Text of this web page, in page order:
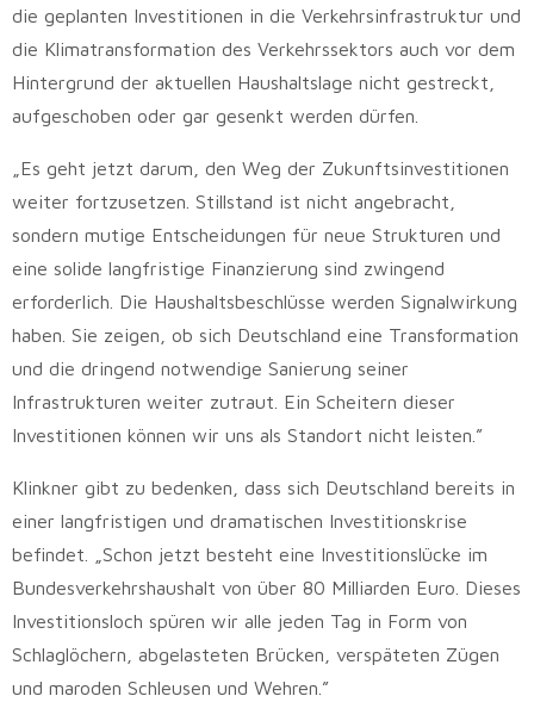
die geplanten Investitionen in die Verkehrsinfrastruktur und
die Klimatransformation des Verkehrssektors auch vor dem
Hintergrund der aktuellen Haushaltslage nicht gestreckt,
aufgeschoben oder gar gesenkt werden dürfen.
„Es geht jetzt darum, den Weg der Zukunftsinvestitionen
weiter fortzusetzen. Stillstand ist nicht angebracht,
sondern mutige Entscheidungen für neue Strukturen und
eine solide langfristige Finanzierung sind zwingend
erforderlich. Die Haushaltsbeschlüsse werden Signalwirkung
haben. Sie zeigen, ob sich Deutschland eine Transformation
und die dringend notwendige Sanierung seiner
Infrastrukturen weiter zutraut. Ein Scheitern dieser
Investitionen können wir uns als Standort nicht leisten.”
Klinkner gibt zu bedenken, dass sich Deutschland bereits in
einer langfristigen und dramatischen Investitionskrise
befindet. „Schon jetzt besteht eine Investitionslücke im
Bundesverkehrshaushalt von über 80 Milliarden Euro. Dieses
Investitionsloch spüren wir alle jeden Tag in Form von
Schlaglöchern, abgelasteten Brücken, verspäteten Zügen
und maroden Schleusen und Wehren.”